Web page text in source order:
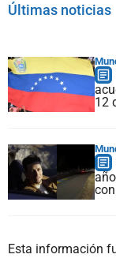
Últimas noticias
12
Esta información